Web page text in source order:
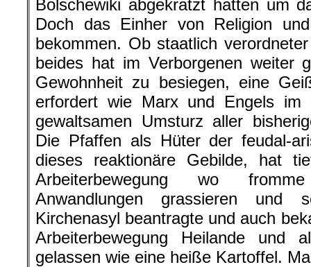
Bolschewiki abgekratzt hatten um
Doch das Einher von Religion
bekommen. Ob staatlich
beides hat im Verborgenen weiter
Gewohnheit zu besiegen, eine
erfordert wie Marx und Engels im
gewaltsamen Umsturz aller
Die Pfaffen als Hüter der feudal-
dieses reaktionäre Gebilde, hat
Arbeiterbewegung wo
Anwandlungen grassieren und
Kirchenasyl beantragte und auch
Arbeiterbewegung Heilande und
gelassen wie eine heiße Kartoffel.